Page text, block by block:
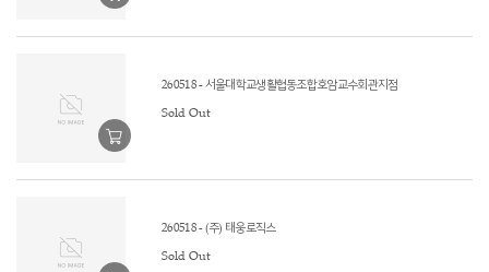
260518 - 서울대학교생활협동조합호암교수회관지점
Sold Out
260518 - (주) 태웅로직스
Sold Out